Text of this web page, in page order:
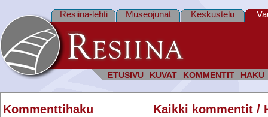
ETUSIVU KUVAT KOMMENTIT HAKU
Resiina-lehti Museojunat Keskustelu
Kommenttihaku Kaikki kommentit /